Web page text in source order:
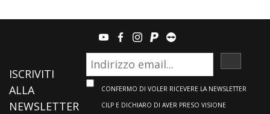
youtubefacebook
instagram
paypalteamviewer
ISCRIVITI
ALLA
NEWSLETTER
CONFERMO DI VOLER RICEVERE LA NEWSLETTER
CILP E DICHIARO DI AVER PRESO VISIONE